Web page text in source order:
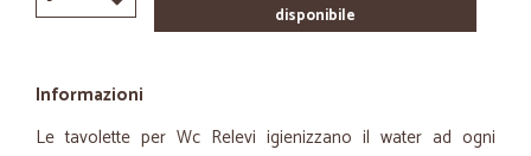
disponibile
Informazioni
Le tavolette per Wc Relevi igienizzano il water ad ogni